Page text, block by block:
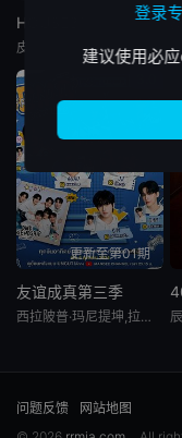
HOUSE31
皮塔亚·萨丘安,坎塔蓬·晋达塔维彭
更新至第01期
友谊成真第三季
西拉陂普·玛尼提坤,拉德查彭·冯皮尼缇,塔那克利·奇安淳亚,甘·克里查纳潘,萨澜·鲁杰耶拉塔纳福拉潘,拉查蓬·阿诺玛契提,皮塔亚·萨丘安,Kim,Pongsaton,Sittipan,Por,Suppakarn,Jirachotikul,Patji,Jirachart,Buspavanich,Auau,Thanaphum,Sestasittikul,Save,Worapong,Walor,塔努钦·蟾考-阿蒙,TeeTee,Wanpichit,Nimitparkpoom,Ryujin,Tinnapat,Tu
问题反馈
网站地图
登录
建议使用必